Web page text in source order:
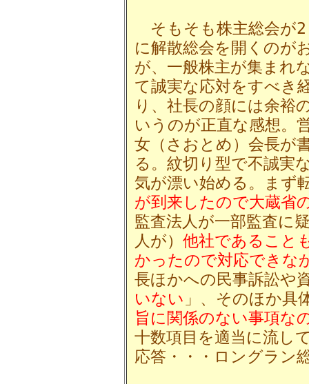
そもそも株主総会が
に解散総会を開くのが
が、一般株主が集まれ
て誠実な応対をすべき
り、社長の顔には余裕
いうのが正直な感想。
女（さおとめ）会長が
る。紋切り型で不誠実
気が漂い始める。まず
が到来したので大蔵省
監査法人が一部監査に
人が） 他社であること
かったので対応できな
長ほかへの民事訴訟や
いない 」、そのほか具
旨に関係のない事項な
十数項目を適当に流し
応答・・・ロングラン